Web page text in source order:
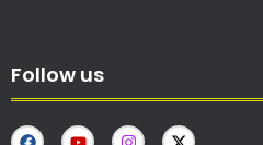
Follow us